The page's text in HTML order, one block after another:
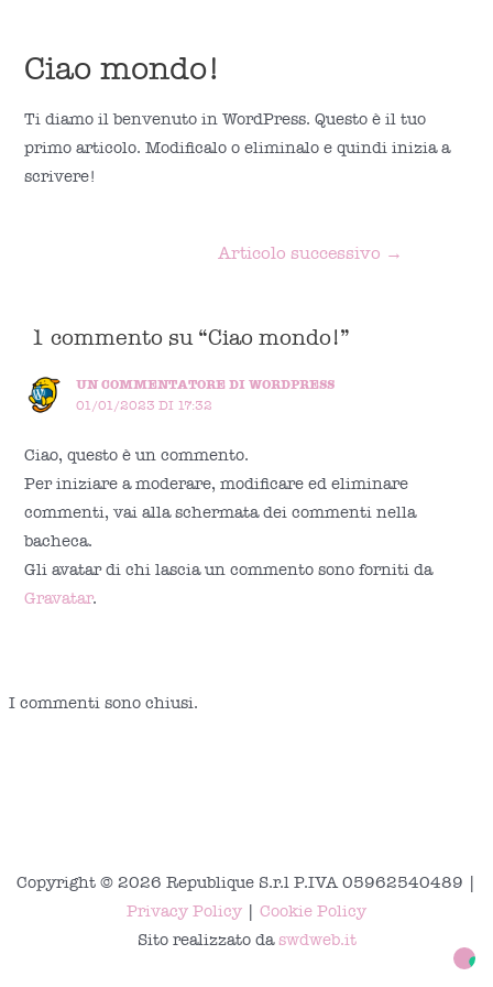
contenuto
Menu
Ciao mondo!
Ti diamo il benvenuto in WordPress. Questo è il tuo
primo articolo. Modificalo o eliminalo e quindi inizia a
scrivere!
Articolo successivo →
1 commento su “Ciao mondo!”
UN COMMENTATORE DI WORDPRESS
01/01/2023 DI 17:32
Ciao, questo è un commento.
Per iniziare a moderare, modificare ed eliminare
commenti, vai alla schermata dei commenti nella
bacheca.
Gli avatar di chi lascia un commento sono forniti da
Gravatar.
I commenti sono chiusi.
Copyright © 2026 Republique S.r.l P.IVA 05962540489 |
Privacy Policy | Cookie Policy
Sito realizzato daswdweb.it